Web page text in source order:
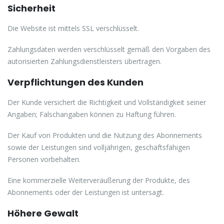
Sicherheit
Die Website ist mittels SSL verschlüsselt.
Zahlungsdaten werden verschlüsselt gemäß den Vorgaben des
autorisierten Zahlungsdienstleisters übertragen.
Verpflichtungen des Kunden
Der Kunde versichert die Richtigkeit und Vollständigkeit seiner
Angaben; Falschangaben können zu Haftung führen.
Der Kauf von Produkten und die Nutzung des Abonnements
sowie der Leistungen sind volljährigen, geschäftsfähigen
Personen vorbehalten.
Eine kommerzielle Weiterveräußerung der Produkte, des
Abonnements oder der Leistungen ist untersagt.
Höhere Gewalt